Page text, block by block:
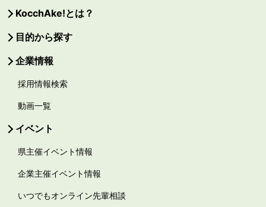
KocchAke!とは？
目的から探す
企業情報
採用情報検索
動画一覧
イベント
県主催イベント情報
企業主催イベント情報
いつでもオンライン先輩相談